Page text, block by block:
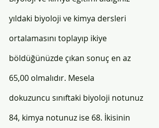
yıldaki biyoloji ve kimya dersleri
ortalamasını toplayıp ikiye
böldüğünüzde çıkan sonuç en az
65,00 olmalıdır. Mesela
dokuzuncu sınıftaki biyoloji notunuz
84, kimya notunuz ise 68. İkisinin